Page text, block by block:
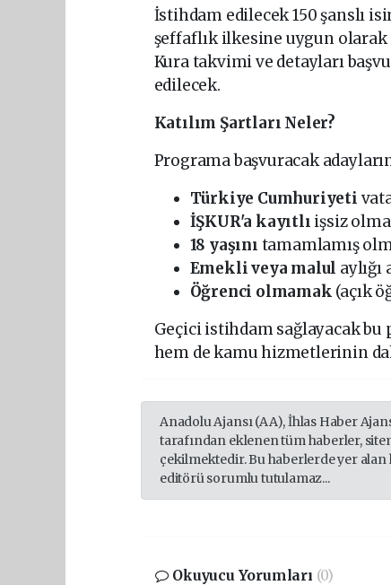
İstihdam edilecek 150 şanslı
şeffaflık ilkesine uygun
Kura takvimi ve detayları
edilecek.
Katılım Şartları Neler?
Programa başvuracak
Türkiye Cumhuriyeti
İŞKUR'a kayıtlı işsiz
18 yaşını tamamlamış
Emekli veya malul
Öğrenci olmamak (açık
Geçici istihdam sağlayacak bu
hem de kamu hizmetlerinin
Anadolu Ajansı (AA), İhlas Haber
tarafından eklenen tüm haberler,
çekilmektedir. Bu haberlerde yer
editörü sorumlu tutulamaz...
Okuyucu Yorumları (0)